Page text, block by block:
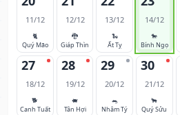
11/12
🐈
Quý Mão
12/12
🐉
Giáp Thìn
13/12
🐍
Ất Tỵ
14/12
🐎
Bính Ngọ
27
18/12
🐕
Canh Tuất
28
19/12
🐖
Tân Hợi
29
20/12
🐀
Nhâm Tý
30
21/12
🐂
Quý Sửu